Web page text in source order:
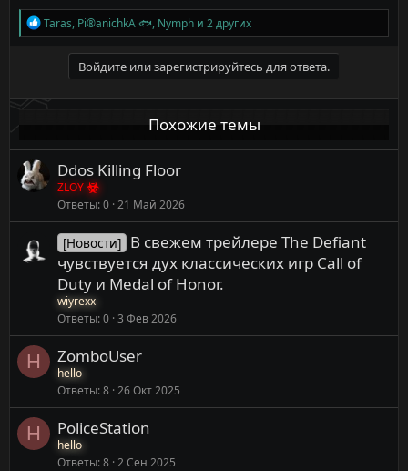
Р
е
Taras, Pi®anichkA 🐟, Nymph и 2 других
Войдите или зарегистрируйтесь для ответа.
Похожие темы
Ddos Killing Floor
ZLOY
Ответы 0 21 Май 2026
[Новости] В свежем трейлере The Defiant
чувствуется дух классических игр Call of
Duty и Medal of Honor.
wiyrexx
Ответы 0 3 Фев 2026
H ZomboUser
hello
Ответы 8 26 Окт 2025
H PoliceStation
hello
Ответы 8 2 Сен 2025